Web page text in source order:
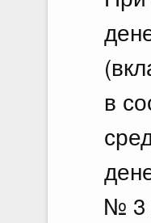
в
№ 3